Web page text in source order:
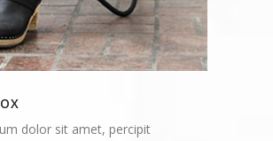
dolor sit amet, percipit